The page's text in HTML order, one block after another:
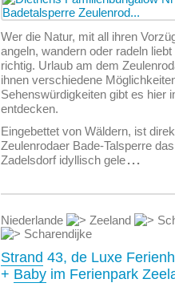
Wer die Natur, mit all ihren
angeln, wandern oder radeln
richtig. Urlaub am dem
ihnen verschiedene
Sehenswürdigkeiten gibt es hier
entdecken.
Eingebettet von Wäldern, ist
Zeulenrodaer Bade-Talsperre
Zadelsdorf idyllisch gele...
Niederlande Zeeland
Scharendijke
Strand 43, de Luxe
+ Baby im Ferienpark